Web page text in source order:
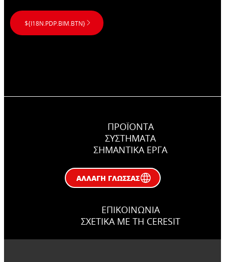
${I18N.PDP.BIM.BTN}
ΠΡΟΪΟΝΤΑ
ΣΥΣΤΉΜΑΤΑ
ΣΗΜΑΝΤΙΚΆ ΕΡΓΑ
ΑΛΛΑΓΉ ΓΛΏΣΣΑΣ
ΕΠΙΚΟΙΝΩΝΊΑ
ΣΧΕΤΙΚΆ ΜΕ ΤΗ CERESIT